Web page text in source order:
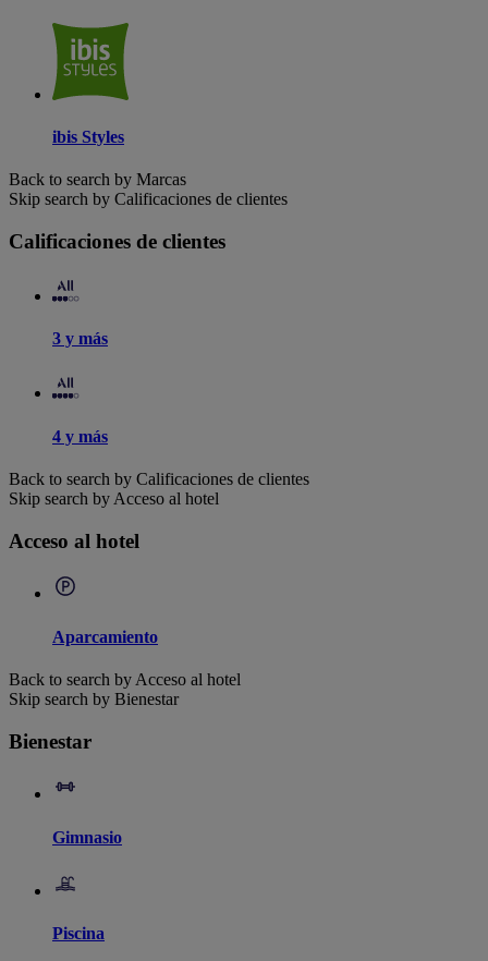
ibis Styles
Back to search by Marcas
Skip search by Calificaciones de clientes
Calificaciones de clientes
3 y más
4 y más
Back to search by Calificaciones de clientes
Skip search by Acceso al hotel
Acceso al hotel
Aparcamiento
Back to search by Acceso al hotel
Skip search by Bienestar
Bienestar
Gimnasio
Piscina